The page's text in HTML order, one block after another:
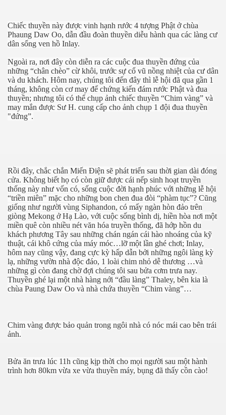
Chiếc thuyền này được vinh hạnh rước 4 tượng Phật ở chùa
Phaung Daw Oo, dẫn đầu đoàn thuyền diễu hành qua các làng cư
dân sống ven hồ Inlay.
Ngoài ra, nơi đây còn diễn ra các cuộc đua thuyền đứng của
những “chân chèo” cừ khôi, trước sự cổ vũ nồng nhiệt của cư dân
và du khách. Hôm nay, chúng tôi đến đây thì lễ hội đã qua gần 1
tháng, không còn cơ may để chứng kiến đám rước Phật và đua
thuyền; nhưng tôi có thể chụp ảnh chiếc thuyền “Chim vàng” và
may mắn được Sư H. cung cấp cho ảnh chụp 1 đội đua thuyền
"đứng”.
Rồi đây, chắc chắn Miến Điện sẽ phát triển sau thời gian dài đóng
cửa. Không biết họ có còn giữ được cái nếp sinh hoạt truyền
thống này như vốn có, sống cuộc đời hạnh phúc với những lễ hội
“triền miên” mặc cho những bon chen đua đòi “phàm tục”? Cũng
giống như người vùng Siphandon, có mấy ngàn hòn đảo trên
giòng Mekong ở Hạ Lào, với cuộc sống bình dị, hiền hòa nơi một
miền quê còn nhiều nét văn hóa truyền thống, đã hớp hồn du
khách phương Tây sau những chán ngán cái hào nhoáng của kỹ
thuật, cái khô cứng của máy móc…lỡ một lần ghé chơi; Inlay,
hôm nay cũng vậy, đang cực kỳ hấp dẫn bởi những ngôi làng kỳ
lạ, những vườn nhà độc đáo, 1 loài chim nhỏ dễ thương …và
những gì còn đang chờ đợi chúng tôi sau bửa cơm trưa nay.
Thuyền ghé lại một nhà hàng nới “đầu làng” Thaley, bên kia là
chùa Paung Daw Oo và nhà chứa thuyền “Chim vàng”…
Chim vàng được bảo quản trong ngôi nhà có nóc mái cao bên trái
ảnh.
Bửa ăn trưa lúc 11h cũng kịp thời cho mọi người sau một hành
trình hơn 80km vừa xe vừa thuyền máy, bụng đã thấy cồn cào!